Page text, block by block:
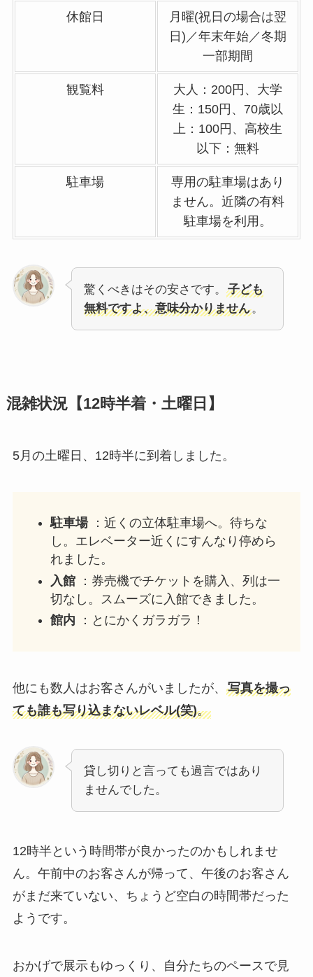
休館日
月曜(祝日の場合は翌
日)／年末年始／冬期
一部期間
観覧料
大人：200円、大学
生：150円、70歳以
上：100円、高校生
以下：無料
駐車場
専用の駐車場はあり
ません。近隣の有料
駐車場を利用。
驚くべきはその安さです。
子ども
無料ですよ、意味分かりません。
混雑状況【12時半着・土曜日】
5月の土曜日、12時半に到着しました。
駐車場：近くの立体駐車場へ。待ちな
し。エレベーター近くにすんなり停めら
れました。
入館：券売機でチケットを購入、列は一
切なし。スムーズに入館できました。
館内 ：とにかくガラガラ！
他にも数人はお客さんがいましたが、 写真を撮っ
ても誰も写り込まないレベル(笑)。
貸し切りと言っても過言ではあり
ませんでした。
12時半という時間帯が良かったのかもしれませ
ん。午前中のお客さんが帰って、午後のお客さん
がまだ来ていない、ちょうど空白の時間帯だった
ようです。
おかげで展示もゆっくり、自分たちのペースで見